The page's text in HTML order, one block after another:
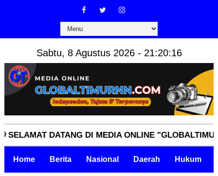
Sabtu, 8 Agustus 2026 - 21:20:17
DATANG DI MEDIA ONLINE
Home Berita Nasional Daerah Hukum